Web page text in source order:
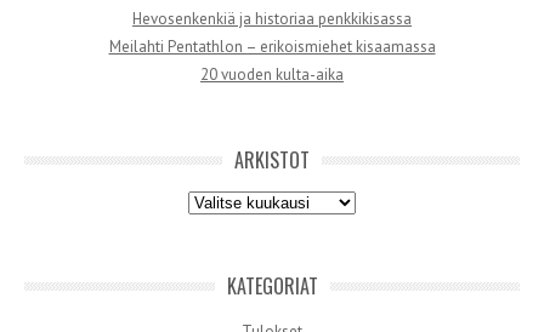
Hevosenkenkiä ja historiaa penkkikisassa
Meilahti Pentathlon – erikoismiehet kisaamassa
20 vuoden kulta-aika
ARKISTOT
Arkistot
KATEGORIAT